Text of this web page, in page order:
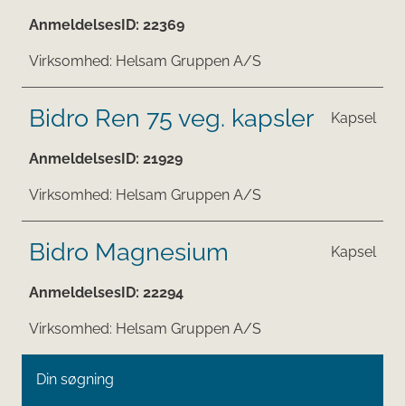
AnmeldelsesID: 22369
Virksomhed: Helsam Gruppen A/S
Bidro Ren 75 veg. kapsler Kapsel
AnmeldelsesID: 21929
Virksomhed: Helsam Gruppen A/S
Bidro Magnesium Kapsel
AnmeldelsesID: 22294
Virksomhed: Helsam Gruppen A/S
Din søgning